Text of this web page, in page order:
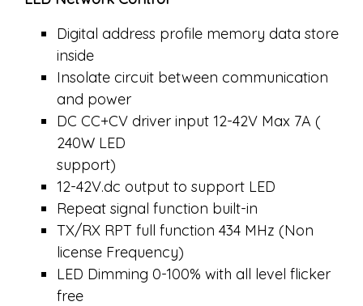
Digital address profile memory data store
inside
Insolate circuit between communication
and power
DC CC+CV driver input 12-42V Max 7A (
240W LED
support)
12-42V.dc output to support LED
Repeat signal function built-in
TX/RX RPT full function 434 MHz (Non
license Frequency)
LED Dimming 0-100% with all level flicker
free